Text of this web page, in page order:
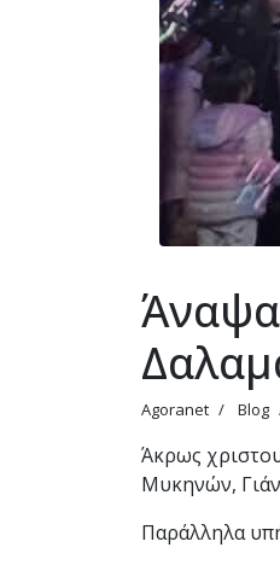
Agoranet Blog
Άκρως
Μυκηνών,
Παράλληλα